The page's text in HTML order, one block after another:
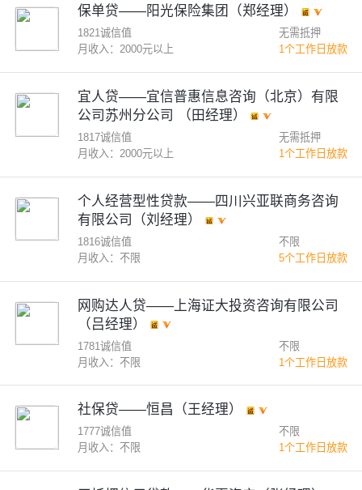
保单贷——阳光保险集团（郑经理）
1821诚信值
月收入：2000元以上
无需抵押
1个工作日放款
宜人贷——宜信普惠信息咨询（北京）有限
公司苏州分公司 （田经理）
1817诚信值
月收入：2000元以上
无需抵押
1个工作日放款
个人经营型性贷款——四川兴亚联商务咨询
有限公司（刘经理）
1816诚信值
月收入：不限
不限
5个工作日放款
网购达人贷——上海证大投资咨询有限公司
（吕经理）
1781诚信值
月收入：不限
不限
1个工作日放款
社保贷——恒昌（王经理）
1777诚信值
月收入：不限
不限
1个工作日放款